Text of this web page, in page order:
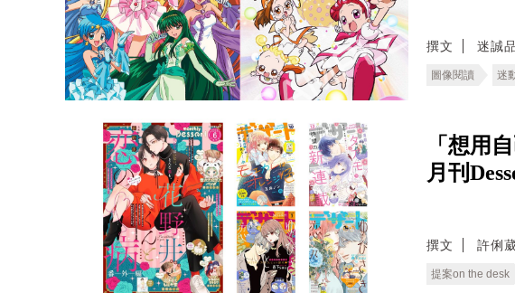
撰文 迷誠
圖像閱讀 迷
「想用
月刊
撰文 許俐
提案on the desk